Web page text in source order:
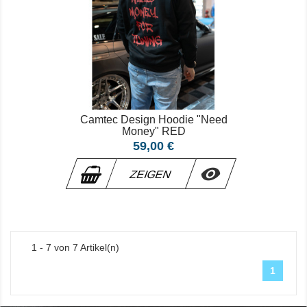
Camtec Design Hoodie "Need
Money" RED
Preis
59,00 €
ZEIGEN 
1 - 7 von 7 Artikel(n)
1